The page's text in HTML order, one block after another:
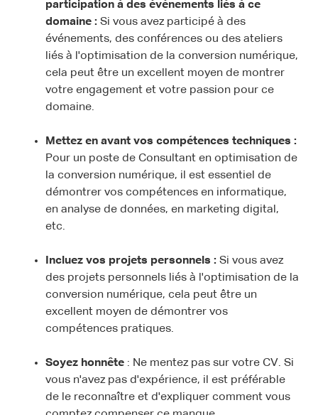
participation à des événements liés à ce
domaine : Si vous avez participé à des
événements, des conférences ou des ateliers
liés à l'optimisation de la conversion numérique,
cela peut être un excellent moyen de montrer
votre engagement et votre passion pour ce
domaine.
Mettez en avant vos compétences techniques :
Pour un poste de Consultant en optimisation de
la conversion numérique, il est essentiel de
démontrer vos compétences en informatique,
en analyse de données, en marketing digital,
etc.
Incluez vos projets personnels : Si vous avez
des projets personnels liés à l'optimisation de la
conversion numérique, cela peut être un
excellent moyen de démontrer vos
compétences pratiques.
Soyez honnête : Ne mentez pas sur votre CV. Si
vous n'avez pas d'expérience, il est préférable
de le reconnaître et d'expliquer comment vous